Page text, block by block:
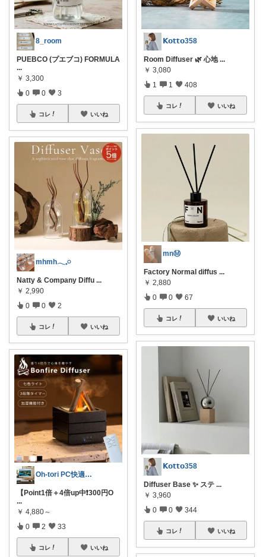
8_room
PUEBCO (プエブコ) FORMULA
...
￥ 3,300
0 0 3
コレ いいね
mhmh𓂃𓈒𓏸
Natty & Company Diffu ...
￥ 2,990
0 0 2
コレ いいね
Oh-tori PC快適空間
【Point1倍＋4倍up中❗️300円O
...
￥ 4,880～
0 2 33
コレ いいね
𝗞𝗼𝘁𝘁𝗼358
Room Diffuser 🌿 心地 ...
￥ 3,080
1 1 408
コレ いいね
mnⓂ︎
Factory Normal diffus ...
￥ 2,880
0 0 67
コレ いいね
𝗞𝗼𝘁𝘁𝗼358
Diffuser Base ✨ ステ ...
￥ 3,960
0 0 344
コレ いいね